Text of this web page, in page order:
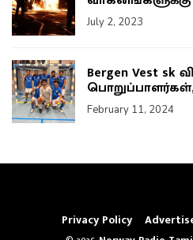
July 2, 2023
Bergen Vest sk
February 11, 2024
Privacy Policy